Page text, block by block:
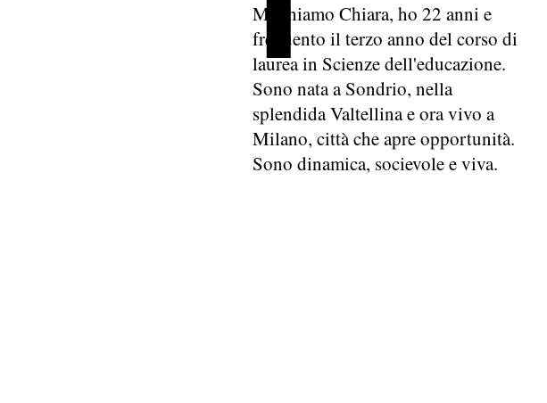
Mi chiamo Chiara, ho 22 anni e
frequento il terzo anno del corso di
laurea in Scienze dell'educazione.
Sono nata a Sondrio, nella
splendida Valtellina e ora vivo a
Milano, città che apre opportunità.
Sono dinamica, socievole e viva.